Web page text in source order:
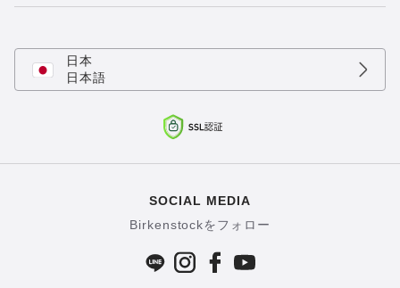
日本
日本語
SOCIAL MEDIA
Birkenstockをフォロー